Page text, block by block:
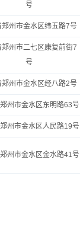
号
郑州市金水区纬五路7号
郑州市二七区康复前街7
号
郑州市金水区经八路2号
州市金水区东明路63号
州市金水区人民路19号
州市金水区金水路41号